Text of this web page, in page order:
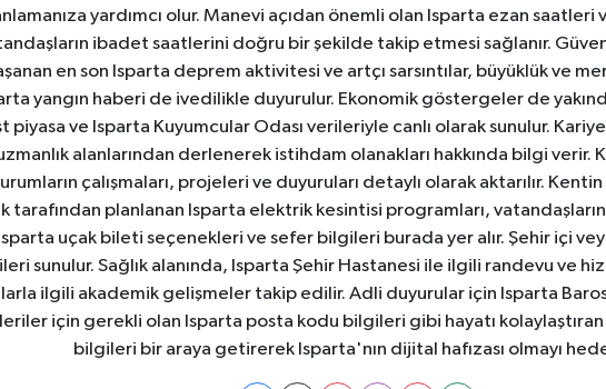
yardımcı olur. Manevi açıdan önemli olan Isparta ezan
ibadet saatlerini doğru bir şekilde takip etmesi sağlanır.
en son Isparta deprem aktivitesi ve artçı sarsıntılar, büyüklük ve
yangın haberi de ivedilikle duyurulur. Ekonomik göstergeler de
piyasa ve Isparta Kuyumcular Odası verileriyle canlı olarak sunulur.
alanlarından derlenerek istihdam olanakları hakkında bilgi verir.
çalışmaları, projeleri ve duyuruları detaylı olarak aktarılır.
tarafından planlanan Isparta elektrik kesintisi programları,
uçak bileti seçenekleri ve sefer bilgileri burada yer alır. Şehir içi
sunulur. Sağlık alanında, Isparta Şehir Hastanesi ile ilgili randevu ve
ilgili akademik gelişmeler takip edilir. Adli duyurular için Isparta
için gerekli olan Isparta posta kodu bilgileri gibi hayatı
bilgileri bir araya getirerek Isparta'nın dijital hafızası olmayı